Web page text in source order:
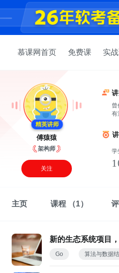
慕课网首页 免费课 实
精英讲师
傅猿猿
架构师
关注
有
学
主页 课程 （1）
新的生态系统项目
Go 算法与数据